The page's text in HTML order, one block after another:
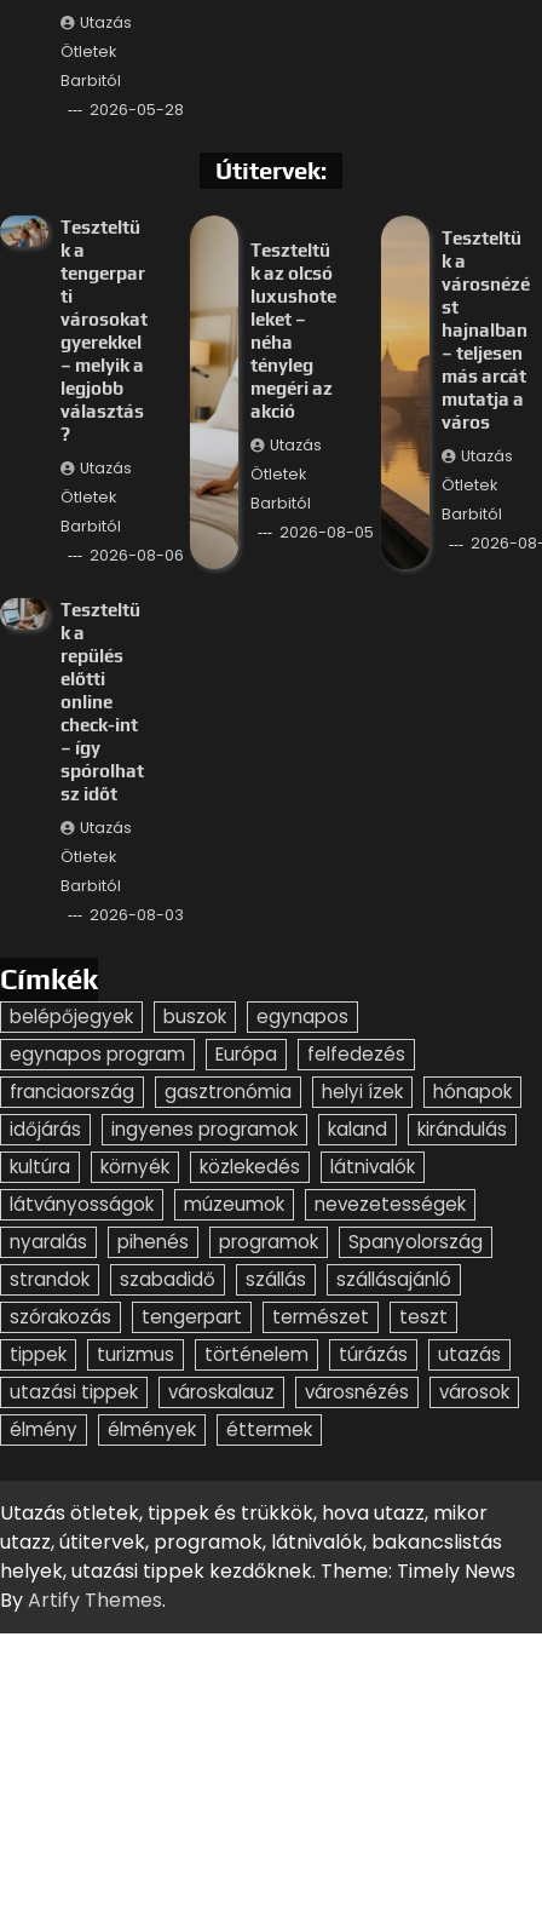
Utazás
Ötletek
Barbitól
2026-05-28
Útitervek:
Teszteltü
k a
tengerpar
ti
városokat
gyerekkel
– melyik a
legjobb
választás
?
Utazás
Ötletek
Barbitól
2026-08-06
Teszteltü
k az olcsó
luxushote
leket –
néha
tényleg
megéri az
akció
Utazás
Ötletek
Barbitól
2026-08-05
Teszteltü
k a
városnézé
st
hajnalban
– teljesen
más arcát
mutatja a
város
Utazás
Ötletek
Barbitól
2026-
Teszteltü
k a
repülés
előtti
online
check-int
– így
spórolhat
sz időt
Utazás
Ötletek
Barbitól
2026-08-03
Címkék
belépőjegyek buszok
egynapos
egynapos program
Európa
felfedezés
franciaország
gasztronómia helyi ízek
hónapok
időjárás
ingyenes programok kaland
kirándulás
kultúra
környék közlekedés
látnivalók
látványosságok
múzeumok
nevezetességek
nyaralás
pihenés programok
Spanyolország
strandok
szabadidő szállás
szállásajánló
szórakozás
tengerpart természet
teszt
tippek
turizmus történelem túrázás
utazás
utazási tippek
városkalauz városnézés
városok
élmény
élmények éttermek
Utazás ötletek, tippek és trükkök, hova utazz, mikor
utazz, útitervek, programok, látnivalók, bakancslistás
helyek, utazási tippek kezdőknek. Theme: Timely News
ByArtify Themes.